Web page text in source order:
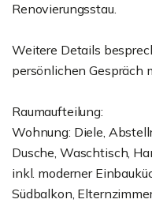
Renovierungsstau.
Weitere Details
persönlichen Gespräch
Raumaufteilung:
Wohnung: Diele,
Dusche, Waschtisch,
inkl. moderner
Südbalkon,